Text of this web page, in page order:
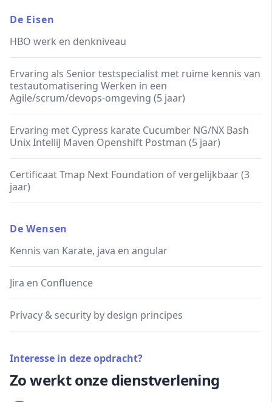
De Eisen
HBO werk en denkniveau
Ervaring als Senior testspecialist met ruime kennis van
testautomatisering Werken in een
Agile/scrum/devops-omgeving (5 jaar)
Ervaring met Cypress karate Cucumber NG/NX Bash
Unix IntelliJ Maven Openshift Postman (5 jaar)
Certificaat Tmap Next Foundation of vergelijkbaar (3
jaar)
De Wensen
Kennis van Karate, java en angular
Jira en Confluence
Privacy & security by design principes
Interesse in deze opdracht?
Zo werkt onze dienstverlening